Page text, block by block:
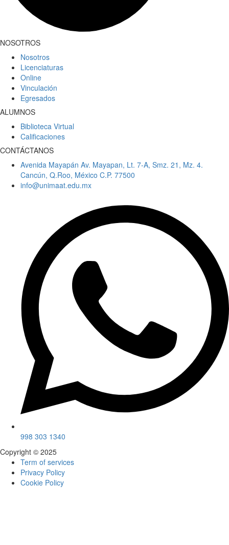
NOSOTROS
Nosotros
Licenciaturas
Online
Vinculación
Egresados
ALUMNOS
Biblioteca Virtual
Calificaciones
CONTÁCTANOS
Avenida Mayapán Av. Mayapan, Lt. 7-A, Smz. 21, Mz. 4.
Cancún, Q.Roo, México C.P. 77500
info@unimaat.edu.mx
998 303 1340
Copyright © 2025
Term of services
Privacy Policy
Cookie Policy